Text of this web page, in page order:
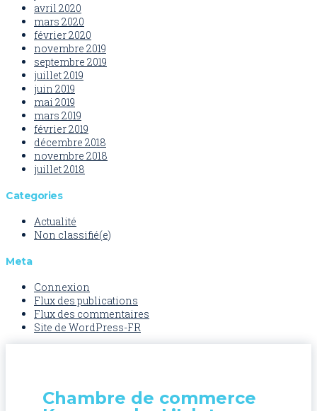
avril 2020
mars 2020
février 2020
novembre 2019
septembre 2019
juillet 2019
juin 2019
mai 2019
mars 2019
février 2019
décembre 2018
novembre 2018
juillet 2018
Categories
Actualité
Non classifié(e)
Meta
Connexion
Flux des publications
Flux des commentaires
Site de WordPress-FR
Chambre de commerce